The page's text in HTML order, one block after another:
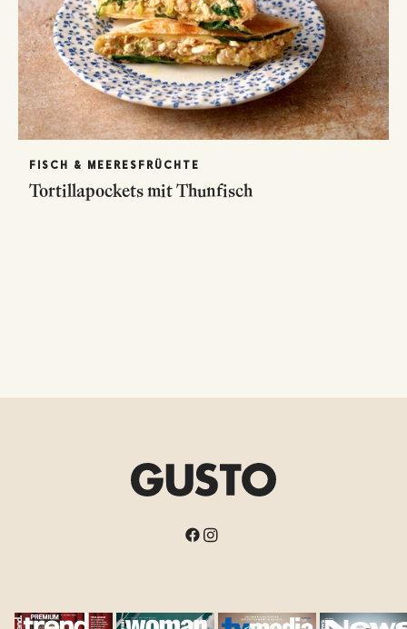
FISCH & MEERESFRÜCHTE
Tortillapockets mit Thunfisch